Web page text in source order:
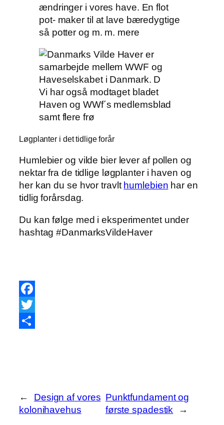
ændringer i vores have. En flot
pot- maker til at lave bæredygtige
så potter og m. m. mere
Vi har også modtaget bladet
Haven og WWf´s medlemsblad
samt flere frø
Løgplanter i det tidlige forår
Humlebier og vilde bier lever af pollen og
nektar fra de tidlige løgplanter i haven og
her kan du se hvor travlt humlebien har en
tidlig forårsdag.
Du kan følge med i eksperimentet under
hashtag #DanmarksVildeHaver
Facebook
Twitter
←
Design af vores
kolonihavehus
Punktfundament og
første spadestik
→